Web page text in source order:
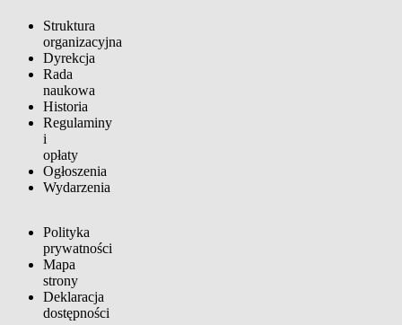
Struktura
organizacyjna
Dyrekcja
Rada
naukowa
Historia
Regulaminy
i
opłaty
Ogłoszenia
Wydarzenia
Polityka
prywatności
Mapa
strony
Deklaracja
dostępności